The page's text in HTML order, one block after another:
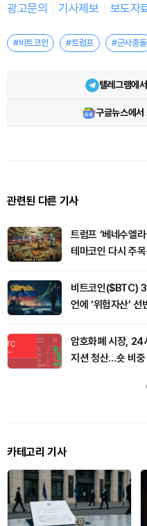
광고문의 기사제보 보도자
#비트코인 #트럼프 #군사충돌
텔레그램에
구글뉴스에서
관련된 다른 기사
트럼프 ‘베네수엘
테마코인 다시 주목
비트코인($BTC)
언에 ‘위험자산’ 선
암호화폐 시장,
지션 청산…숏 비
카테고리 기사